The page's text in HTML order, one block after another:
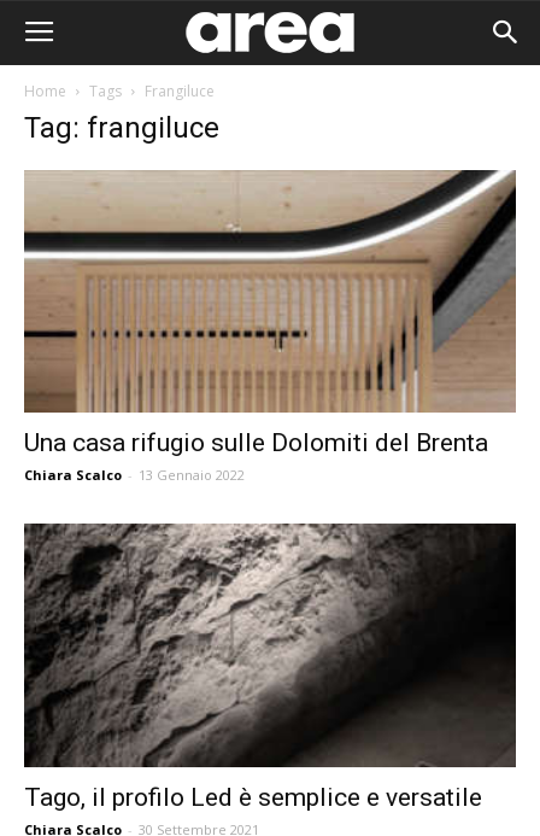
Home Tags Frangiluce
Tag: frangiluce
Una casa rifugio sulle Dolomiti del Brenta
Chiara Scalco - 13 Gennaio 2022
Tago, il profilo Led è semplice e versatile
Chiara Scalco - 30 Settembre 2021